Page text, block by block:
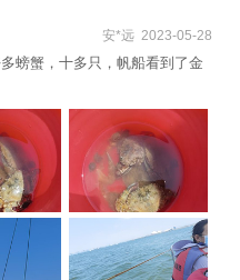
安*远 2023-05-28
螃蟹，十多只，帆船看到了金